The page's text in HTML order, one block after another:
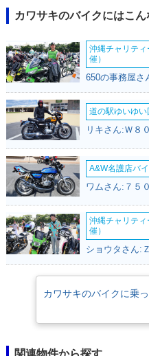
デルのため、日本国内での販売は
れ、2018年4月までに2回のモデル
ケットコードで区分すると、2007
KLE650A/B、2010年からの2代目
KLE650E/Fとなり、BとDとFは、
う位置付けになった。なお、ブラ
売は2016年モデルが最後となった
られた。2022年モデルでは、上位
時代のニンジャシリーズと似た）
され、トラクションコントロール
た。このモデルのあと、初めての
発表されたが、新型コロナウイル
れた。それから約1年が過ぎた
れた。
カワサキのバイクにはこ
沖縄チャリテ
催）
道の駅ゆいゆい
リキさん:Ｗ８
A&W名護店バ
ワムさん:７５
沖縄チャリテ
催）
カワサキのバイクに乗